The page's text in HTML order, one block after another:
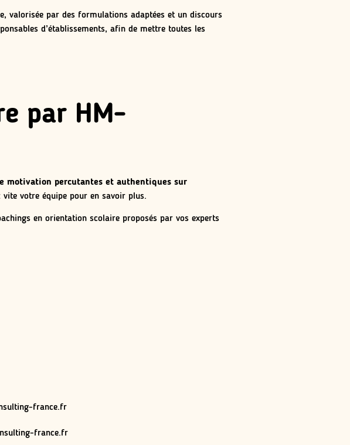
valorisée par des formulations adaptées et un discours
d’établissements, afin de mettre toutes les
par HM-
motivation percutantes et authentiques sur
vite votre équipe pour en savoir plus.
en orientation scolaire proposés par vos experts
france.fr
france.fr